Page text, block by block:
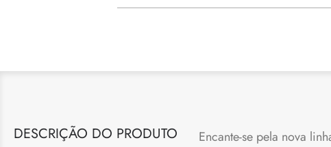
DESCRIÇÃO DO PRODUTO
Encante-se pela nova